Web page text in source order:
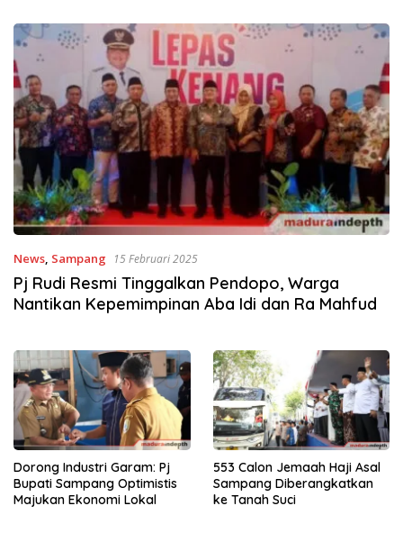
News, Sampang 15 Februari 2025
Pj Rudi Resmi Tinggalkan Pendopo, Warga
Nantikan Kepemimpinan Aba Idi dan Ra Mahfud
Dorong Industri Garam: Pj
Bupati Sampang Optimistis
Majukan Ekonomi Lokal
553 Calon Jemaah Haji Asal
Sampang Diberangkatkan
ke Tanah Suci